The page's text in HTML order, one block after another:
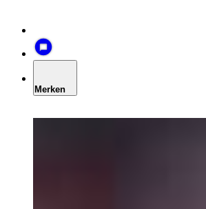
Merken